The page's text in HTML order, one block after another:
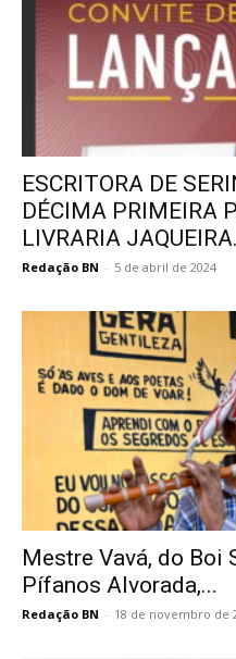
ESCRITORA DE
DÉCIMA PRIMEIRA
LIVRARIA
Redação BN - 5 de abril de 2024
Mestre Vavá, do Boi
Pífanos Alvorada,...
Redação BN - 18 de novembro de